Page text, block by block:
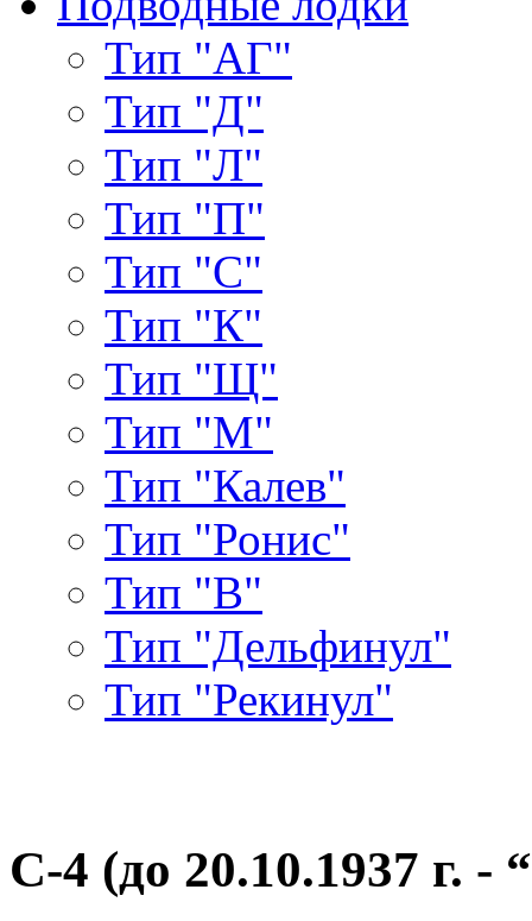
Тип "АГ"
Тип "Д"
Тип "Л"
Тип "П"
Тип "С"
Тип "К"
Тип "Щ"
Тип "М"
Тип "Калев"
Тип "Ронис"
Тип "В"
Тип "Дельфинул"
Тип "Рекинул"
С-4 (до 20.10.1937 г. -